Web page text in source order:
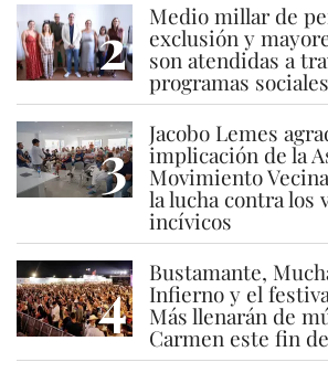
2 Medio millar de
exclusión y
son atendidas a
programas sociales
3 Jacobo Lemes
implicación de la
Movimiento
la lucha contra los
incívicos
4 Bustamante,
Infierno y el
Más llenarán de
Carmen este fin